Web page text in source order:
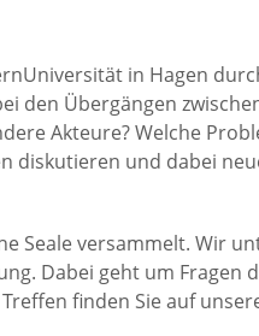
in Hagen
den Übergängen
Akteure? Welche
diskutieren und dabei
Seale versammelt. Wir
Dabei geht um Fragen
finden Sie auf